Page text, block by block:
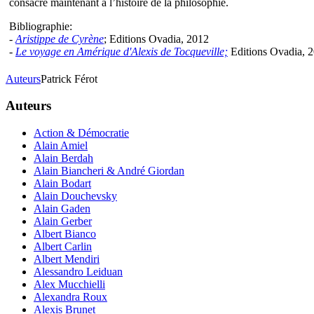
Bibliographie:
- Aristippe de Cyrène; Editions Ovadia, 2012
- Le voyage en Amérique d'Alexis de Tocqueville; Editions Ovadia,
AuteursPatrick Férot
Auteurs
Action & Démocratie
Alain Amiel
Alain Berdah
Alain Biancheri & André Giordan
Alain Bodart
Alain Douchevsky
Alain Gaden
Alain Gerber
Albert Bianco
Albert Carlin
Albert Mendiri
Alessandro Leiduan
Alex Mucchielli
Alexandra Roux
Alexis Brunet